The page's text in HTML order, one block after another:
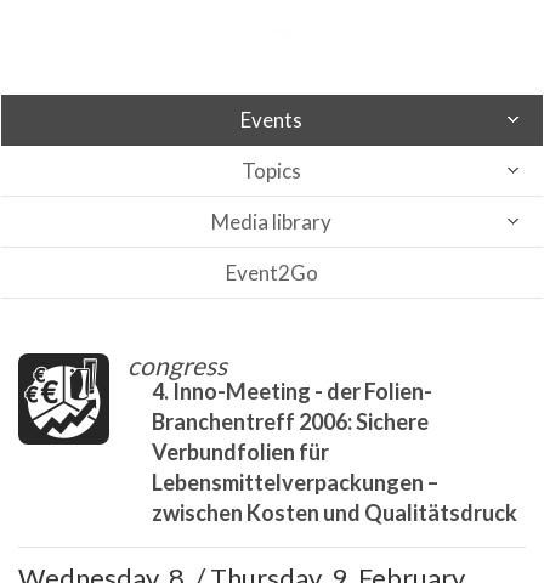
Events
Topics
Media library
Event2Go
congress
4. Inno-Meeting - der Folien-
Branchentreff 2006: Sichere
Verbundfolien für
Lebensmittelverpackungen –
zwischen Kosten und Qualitätsdruck